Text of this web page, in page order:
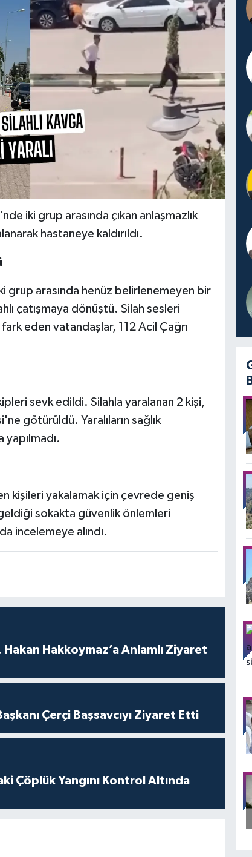
iki grup arasında çıkan anlaşmazlık
hastaneye kaldırıldı.
grup arasında henüz belirlenemeyen bir
çatışmaya dönüştü. Silah sesleri
eden vatandaşlar, 112 Acil Çağrı
sevk edildi. Silahla yaralanan 2 kişi,
götürüldü. Yaralıların sağlık
yapılmadı.
kişileri yakalamak için çevrede geniş
sokakta güvenlik önlemleri
incelemeye alındı.
Hakan Hakkoymaz’a Anlamlı Ziyaret
Çerçi Başsavcıyı Ziyaret Etti
Çöplük Yangını Kontrol Altında